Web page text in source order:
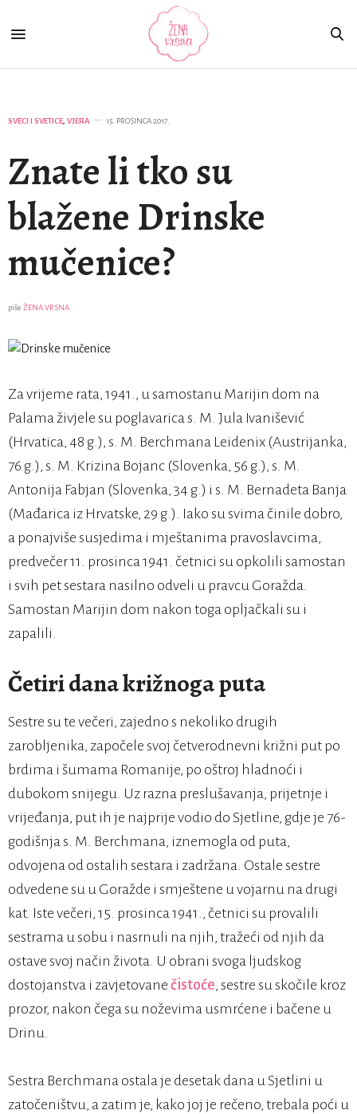
SVECI I SVETICE, VJERA 15. PROSINCA 2017.
Znate li tko su
blažene Drinske
mučenice?
piše ŽENA VRSNA
Za vrijeme rata, 1941., u samostanu Marijin dom na
Palama živjele su poglavarica s. M. Jula Ivanišević
(Hrvatica, 48 g.), s. M. Berchmana Leidenix (Austrijanka,
76 g.), s. M. Krizina Bojanc (Slovenka, 56 g.), s. M.
Antonija Fabjan (Slovenka, 34 g.) i s. M. Bernadeta Banja
(Mađarica iz Hrvatske, 29 g.). Iako su svima činile dobro,
a ponajviše susjedima i mještanima pravoslavcima,
predvečer 11. prosinca 1941. četnici su opkolili samostan
i svih pet sestara nasilno odveli u pravcu Goražda.
Samostan Marijin dom nakon toga opljačkali su i
zapalili.
Četiri dana križnoga puta
Sestre su te večeri, zajedno s nekoliko drugih
zarobljenika, započele svoj četverodnevni križni put po
brdima i šumama Romanije, po oštroj hladnoći i
dubokom snijegu. Uz razna preslušavanja, prijetnje i
vrijeđanja, put ih je najprije vodio do Sjetline, gdje je 76-
godišnja s. M. Berchmana, iznemogla od puta,
odvojena od ostalih sestara i zadržana. Ostale sestre
odvedene su u Goražde i smještene u vojarnu na drugi
kat. Iste večeri, 15. prosinca 1941., četnici su provalili
sestrama u sobu i nasrnuli na njih, tražeći od njih da
ostave svoj način života. U obrani svoga ljudskog
dostojanstva i zavjetovane čistoće, sestre su skočile kroz
prozor, nakon čega su noževima usmrćene i bačene u
Drinu.
Sestra Berchmana ostala je desetak dana u Sjetlini u
zatočeništvu, a zatim je, kako joj je rečeno, trebala poći u